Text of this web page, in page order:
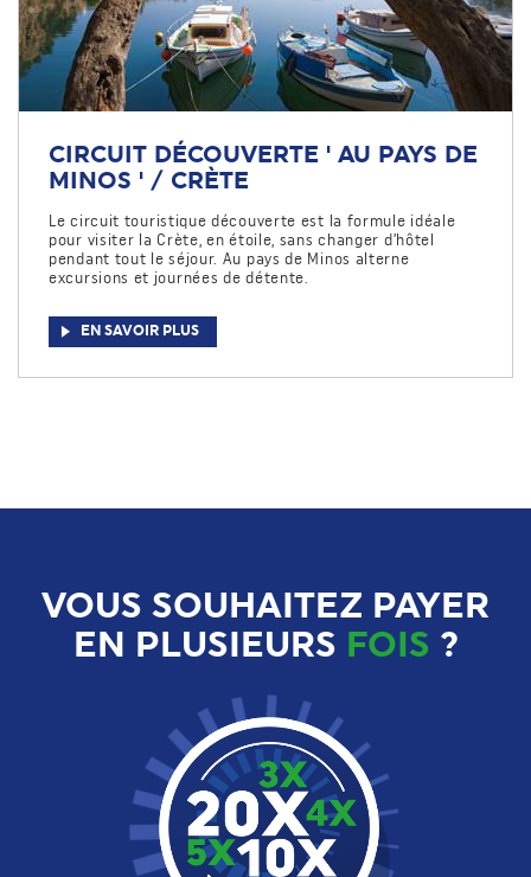
CIRCUIT DÉCOUVERTE ' AU PAYS DE
MINOS ' / CRÈTE
Le circuit touristique découverte est la formule idéale
pour visiter la Crète, en étoile, sans changer d’hôtel
pendant tout le séjour. Au pays de Minos alterne
excursions et journées de détente.
EN SAVOIR PLUS
VOUS SOUHAITEZ PAYER
EN PLUSIEURS FOIS ?